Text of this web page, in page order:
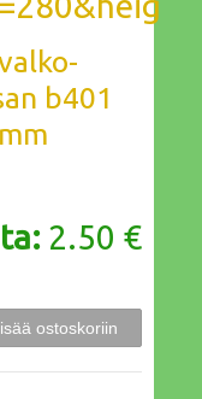
b401
2.50 €